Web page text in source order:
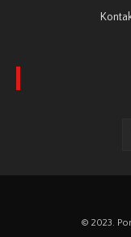
© 2023.